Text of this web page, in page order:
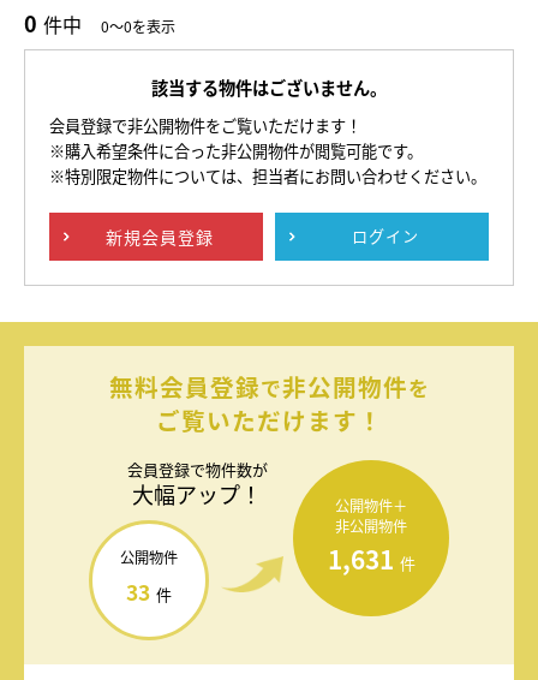
0 件中 0～0を表示
該当する物件はございません。
会員登録で非公開物件をご覧いただけます！
※購入希望条件に合った非公開物件が閲覧可能です。
※特別限定物件については、担当者にお問い合わせください。
新規会員登録 ログイン
無料会員登録で非公開物件を
ご覧いただけます！
会員登録で物件数が
大幅アップ！
公開物件
33 件
公開物件＋
非公開物件
1,631 件